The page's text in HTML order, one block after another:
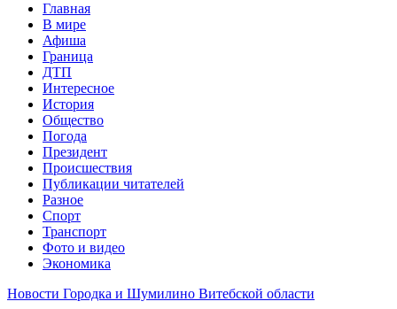
Главная
В мире
Афиша
Граница
ДТП
Интересное
История
Общество
Погода
Президент
Происшествия
Публикации читателей
Разное
Спорт
Транспорт
Фото и видео
Экономика
Новости Городка и Шумилино Витебской области